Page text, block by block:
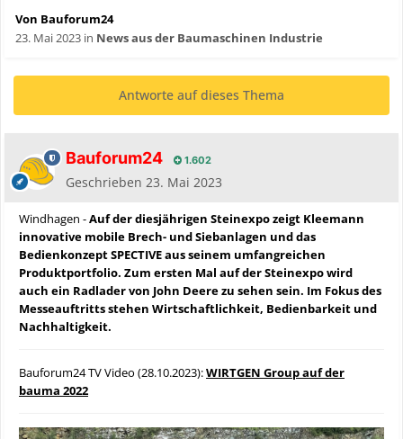
Von Bauforum24
23. Mai 2023 in News aus der Baumaschinen Industrie
Antworte auf dieses Thema
Bauforum24 1.602
Geschrieben 23. Mai 2023
Windhagen -Auf der diesjährigen Steinexpo zeigt Kleemann
innovative mobile Brech- und Siebanlagen und das
Bedienkonzept SPECTIVE aus seinem umfangreichen
Produktportfolio. Zum ersten Mal auf der Steinexpo wird
auch ein Radlader von John Deere zu sehen sein. Im Fokus des
Messeauftritts stehen Wirtschaftlichkeit, Bedienbarkeit und
Nachhaltigkeit.
Bauforum24 TV Video (28.10.2023):WIRTGEN Group auf der
bauma 2022